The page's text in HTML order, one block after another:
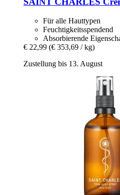
Für alle Hauttypen
Feuchtigkeitsspendend
Absorbierende
€ 22,99 (€ 353,69 / kg)
Zustellung bis 13. August